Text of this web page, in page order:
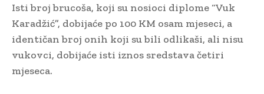
Isti broj brucoša, koji su nosioci diplome “Vuk
Karadžić”, dobijaće po 100 KM osam mjeseci, a
identičan broj onih koji su bili odlikaši, ali nisu
vukovci, dobijaće isti iznos sredstava četiri
mjeseca.